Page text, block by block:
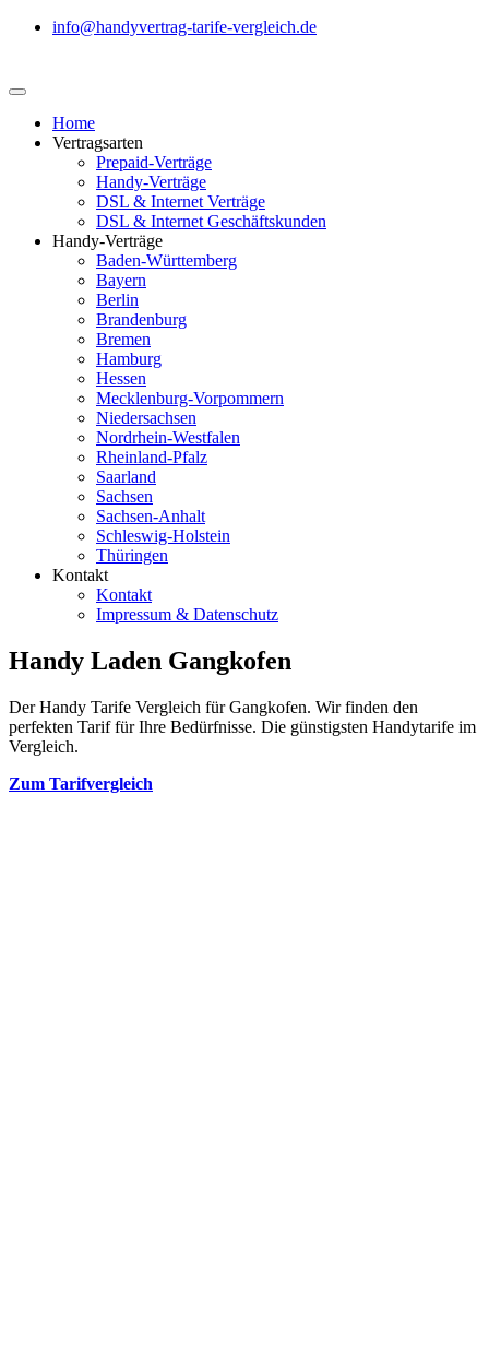
info@handyvertrag-tarife-vergleich.de
Home
Vertragsarten
Prepaid-Verträge
Handy-Verträge
DSL & Internet Verträge
DSL & Internet Geschäftskunden
Handy-Verträge
Baden-Württemberg
Bayern
Berlin
Brandenburg
Bremen
Hamburg
Hessen
Mecklenburg-Vorpommern
Niedersachsen
Nordrhein-Westfalen
Rheinland-Pfalz
Saarland
Sachsen
Sachsen-Anhalt
Schleswig-Holstein
Thüringen
Kontakt
Kontakt
Impressum & Datenschutz
Handy Laden Gangkofen
Der Handy Tarife Vergleich für Gangkofen. Wir finden den
perfekten Tarif für Ihre Bedürfnisse. Die günstigsten Handytarife im
Vergleich.
Zum Tarifvergleich